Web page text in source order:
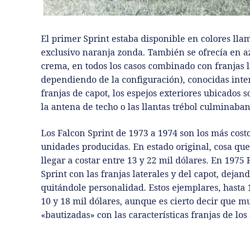
El primer Sprint estaba disponible en colores
exclusivo naranja zonda. También se ofrecía en
crema, en todos los casos combinado con franjas
dependiendo de la configuración), conocidas
franjas de capot, los espejos exteriores ubicados
la antena de techo o las llantas trébol
Los Falcon Sprint de 1973 a 1974 son los más
unidades producidas. En estado original, cosa
llegar a costar entre 13 y 22 mil dólares. En
Sprint con las franjas laterales y del capot,
quitándole personalidad. Estos ejemplares,
10 y 18 mil dólares, aunque es cierto decir que
«bautizadas» con las características franjas de